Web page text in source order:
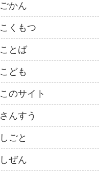
ごかん
こくもつ
ことば
こども
このサイト
さんすう
しごと
しぜん